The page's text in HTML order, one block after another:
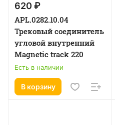
620 ₽
APL.0282.10.04
Трековый соединитель
угловой внутренний
Magnetic track 220
Есть в наличии
В корзину